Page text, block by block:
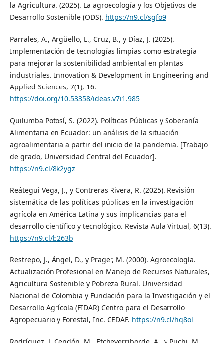
la Agricultura. (2025). La agroecología y los Objetivos de
Desarrollo Sostenible (ODS). https://n9.cl/sgfo9
Parrales, A., Argüello, L., Cruz, B., y Díaz, J. (2025).
Implementación de tecnologías limpias como estrategia
para mejorar la sostenibilidad ambiental en plantas
industriales. Innovation & Development in Engineering and
Applied Sciences, 7(1), 16.
https://doi.org/10.53358/ideas.v7i1.985
Quilumba Potosí, S. (2022). Políticas Públicas y Soberanía
Alimentaria en Ecuador: un análisis de la situación
agroalimentaria a partir del inicio de la pandemia. [Trabajo
de grado, Universidad Central del Ecuador].
https://n9.cl/8k2ygz
Reátegui Vega, J., y Contreras Rivera, R. (2025). Revisión
sistemática de las políticas públicas en la investigación
agrícola en América Latina y sus implicancias para el
desarrollo científico y tecnológico. Revista Aula Virtual, 6(13).
https://n9.cl/b263b
Restrepo, J., Ángel, D., y Prager, M. (2000). Agroecología.
Actualización Profesional en Manejo de Recursos Naturales,
Agricultura Sostenible y Pobreza Rural. Universidad
Nacional de Colombia y Fundación para la Investigación y el
Desarrollo Agrícola (FIDAR) Centro para el Desarrollo
Agropecuario y Forestal, Inc. CEDAF. https://n9.cl/hq8ol